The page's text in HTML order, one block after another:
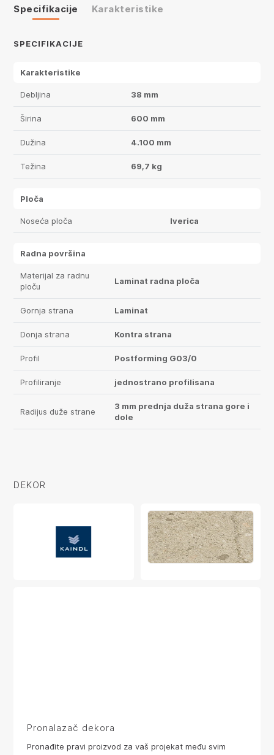
Specifikacije Karakteristike
SPECIFIKACIJE
Karakteristike
Debljina 38 mm
Širina 600 mm
Dužina 4.100 mm
Težina 69,7 kg
Ploča
Noseća ploča Iverica
Radna površina
Materijal za radnu
ploču
Laminat radna ploča
Gornja strana Laminat
Donja strana Kontra strana
Profil Postforming G03/0
Profiliranje jednostrano profilisana
Radijus duže strane
3 mm prednja duža strana gore i
dole
DEKOR
Pronalazač dekora
Pronađite pravi proizvod za vaš projekat među svim